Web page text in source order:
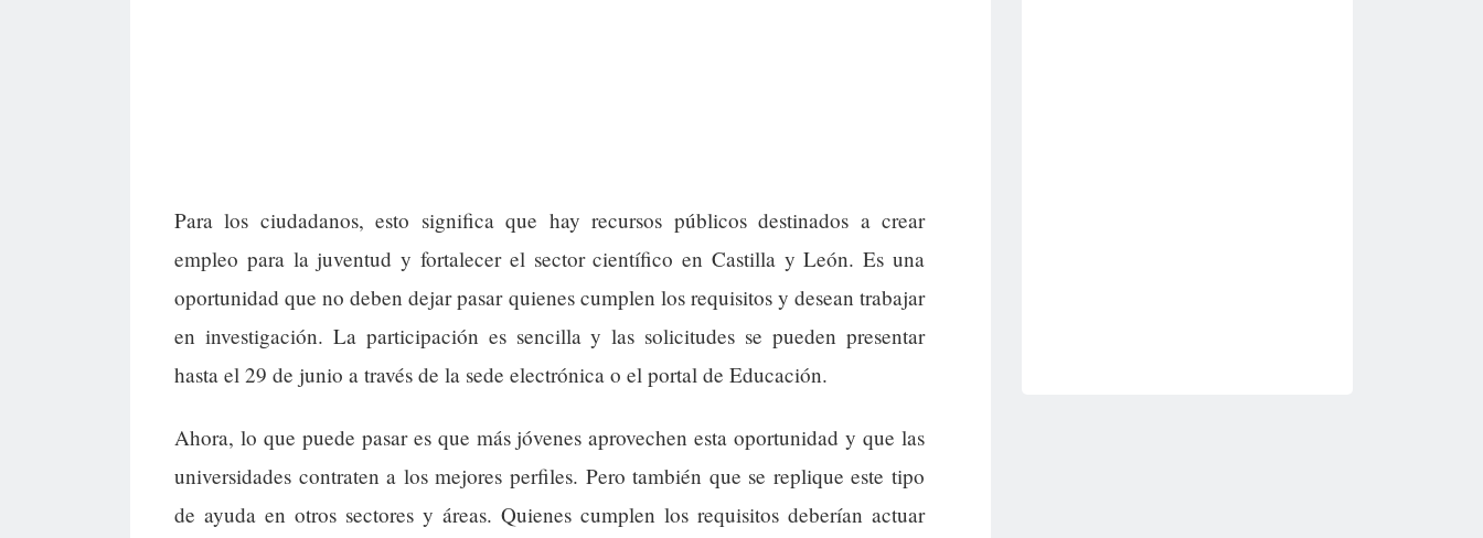
Para los ciudadanos, esto significa que hay recursos públicos destinados a crear
empleo para la juventud y fortalecer el sector científico en Castilla y León. Es una
oportunidad que no deben dejar pasar quienes cumplen los requisitos y desean trabajar
en investigación. La participación es sencilla y las solicitudes se pueden presentar
hasta el 29 de junio a través de la sede electrónica o el portal de Educación.
Ahora, lo que puede pasar es que más jóvenes aprovechen esta oportunidad y que las
universidades contraten a los mejores perfiles. Pero también que se replique este tipo
de ayuda en otros sectores y áreas. Quienes cumplen los requisitos deberían actuar